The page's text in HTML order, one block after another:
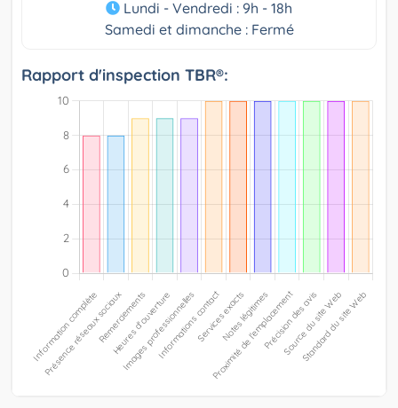
Lundi - Vendredi : 9h - 18h
Samedi et dimanche : Fermé
Rapport d'inspection TBR®: